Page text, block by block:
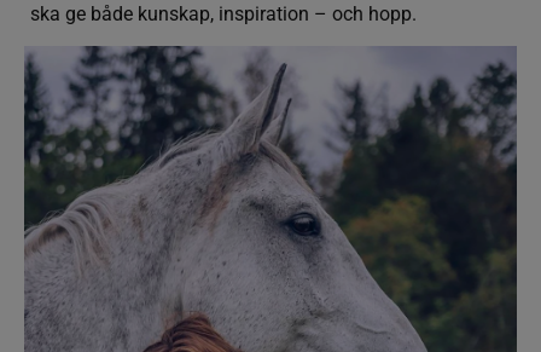
ska ge både kunskap, inspiration – och hopp.